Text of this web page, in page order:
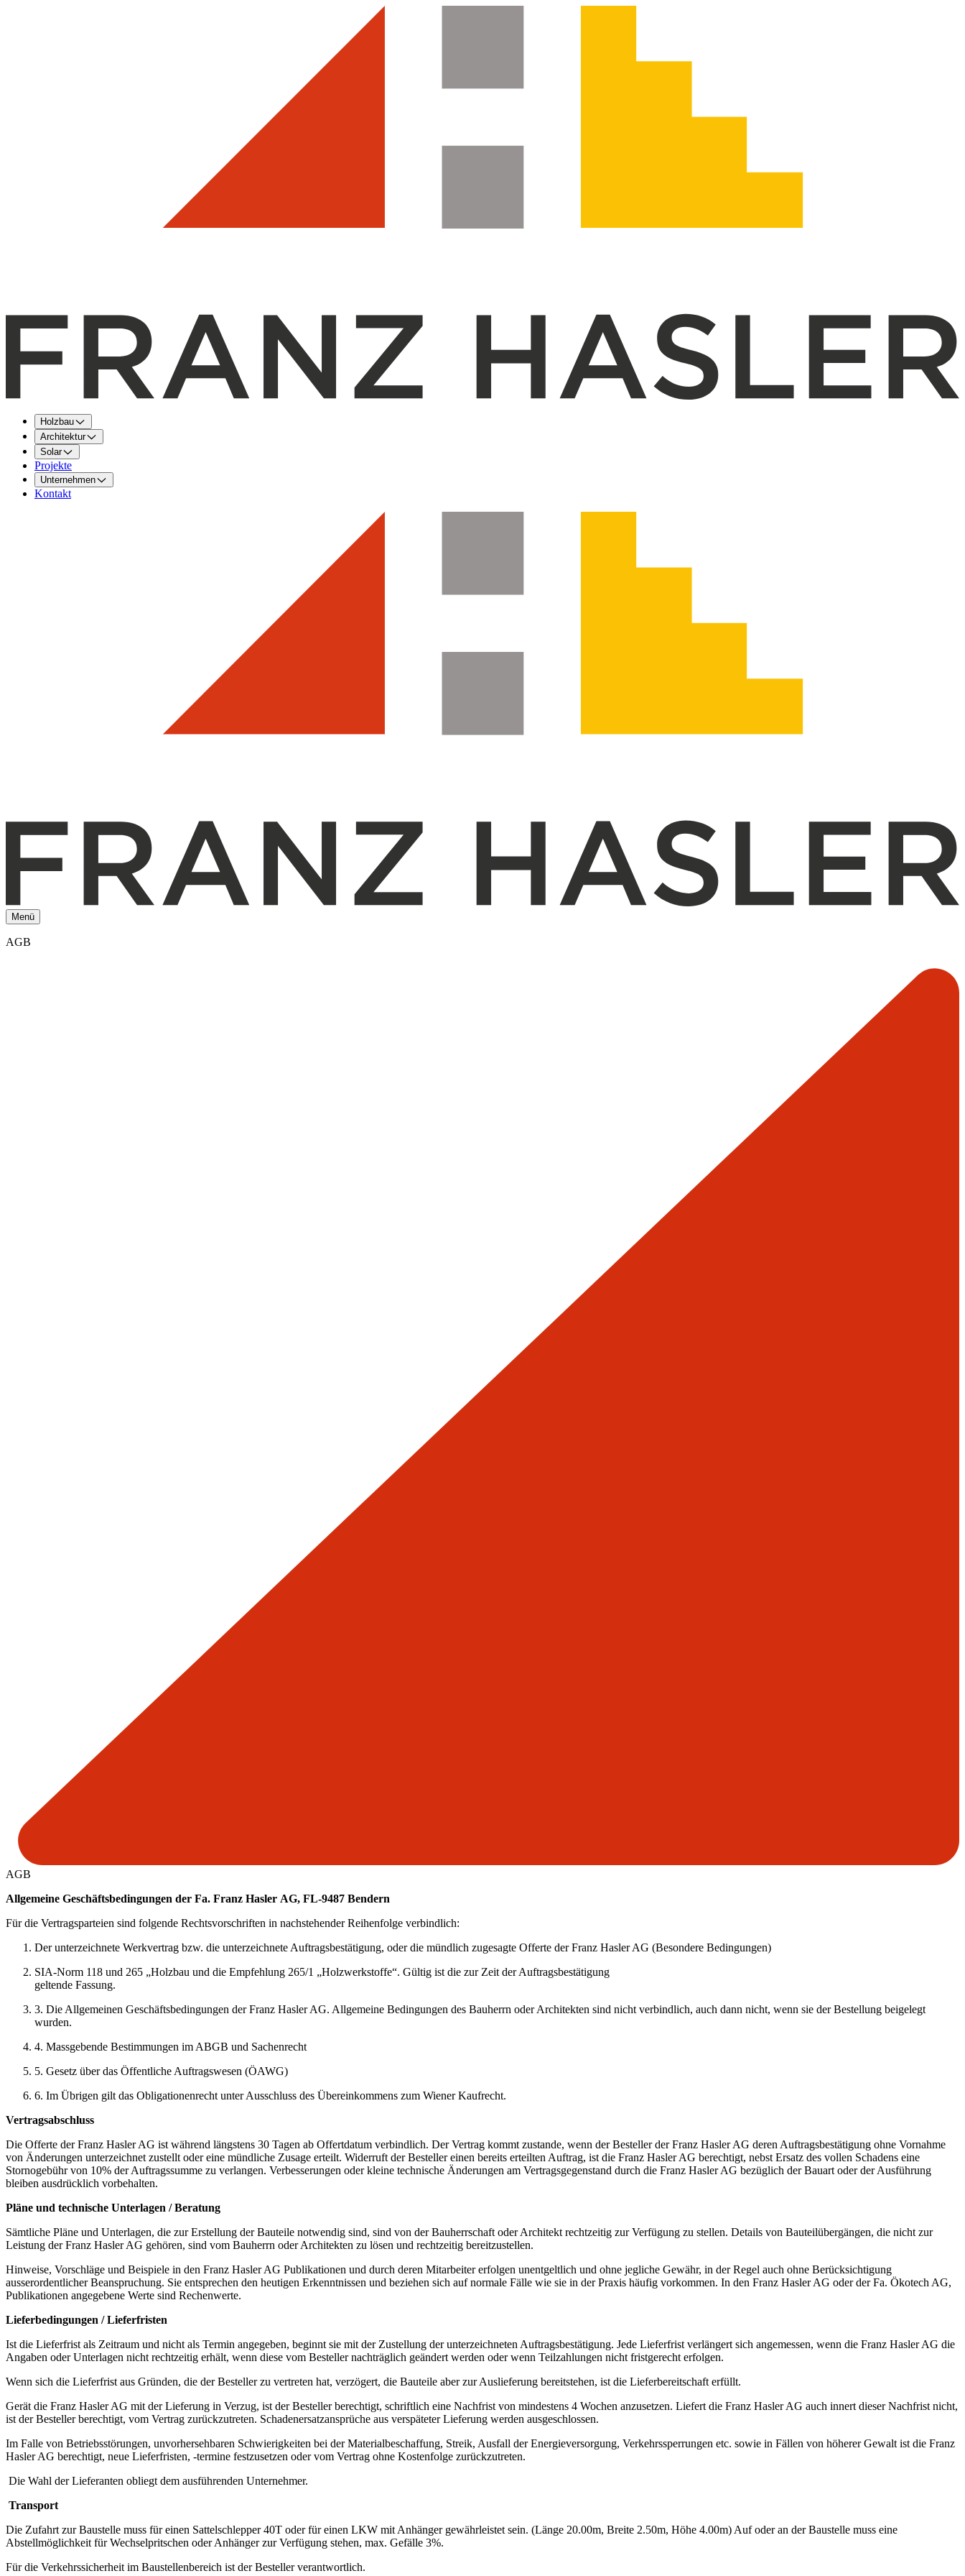
Holzbau
Architektur
Solar
Projekte
Unternehmen
Kontakt
Menü
AGB
AGB
Allgemeine Geschäftsbedingungen der Fa. Franz Hasler AG, FL-9487 Bendern
Für die Vertragsparteien sind folgende Rechtsvorschriften in nachstehender Reihenfolge verbindlich:
Der unterzeichnete Werkvertrag bzw. die unterzeichnete Auftragsbestätigung, oder die mündlich zugesagte Offerte der Franz Hasler AG (Besondere Bedingungen)
SIA-Norm 118 und 265 „Holzbau und die Empfehlung 265/1 „Holzwerkstoffe“. Gültig ist die zur Zeit der Auftragsbestätigung
geltende Fassung.
3. Die Allgemeinen Geschäftsbedingungen der Franz Hasler AG. Allgemeine Bedingungen des Bauherrn oder Architekten sind nicht verbindlich, auch dann nicht, wenn sie der Bestellung beigelegt
wurden.
4. Massgebende Bestimmungen im ABGB und Sachenrecht
5. Gesetz über das Öffentliche Auftragswesen (ÖAWG)
6. Im Übrigen gilt das Obligationenrecht unter Ausschluss des Übereinkommens zum Wiener Kaufrecht.
Vertragsabschluss
Die Offerte der Franz Hasler AG ist während längstens 30 Tagen ab Offertdatum verbindlich. Der Vertrag kommt zustande, wenn der Besteller der Franz Hasler AG deren Auftragsbestätigung ohne Vornahme
von Änderungen unterzeichnet zustellt oder eine mündliche Zusage erteilt. Widerruft der Besteller einen bereits erteilten Auftrag, ist die Franz Hasler AG berechtigt, nebst Ersatz des vollen Schadens eine
Stornogebühr von 10% der Auftragssumme zu verlangen. Verbesserungen oder kleine technische Änderungen am Vertragsgegenstand durch die Franz Hasler AG bezüglich der Bauart oder der Ausführung
bleiben ausdrücklich vorbehalten.
Pläne und technische Unterlagen / Beratung
Sämtliche Pläne und Unterlagen, die zur Erstellung der Bauteile notwendig sind, sind von der Bauherrschaft oder Architekt rechtzeitig zur Verfügung zu stellen. Details von Bauteilübergängen, die nicht zur
Leistung der Franz Hasler AG gehören, sind vom Bauherrn oder Architekten zu lösen und rechtzeitig bereitzustellen.
Hinweise, Vorschläge und Beispiele in den Franz Hasler AG Publikationen und durch deren Mitarbeiter erfolgen unentgeltlich und ohne jegliche Gewähr, in der Regel auch ohne Berücksichtigung
ausserordentlicher Beanspruchung. Sie entsprechen den heutigen Erkenntnissen und beziehen sich auf normale Fälle wie sie in der Praxis häufig vorkommen. In den Franz Hasler AG oder der Fa. Ökotech AG,
Publikationen angegebene Werte sind Rechenwerte.
Lieferbedingungen / Lieferfristen
Ist die Lieferfrist als Zeitraum und nicht als Termin angegeben, beginnt sie mit der Zustellung der unterzeichneten Auftragsbestätigung. Jede Lieferfrist verlängert sich angemessen, wenn die Franz Hasler AG die
Angaben oder Unterlagen nicht rechtzeitig erhält, wenn diese vom Besteller nachträglich geändert werden oder wenn Teilzahlungen nicht fristgerecht erfolgen.
Wenn sich die Lieferfrist aus Gründen, die der Besteller zu vertreten hat, verzögert, die Bauteile aber zur Auslieferung bereitstehen, ist die Lieferbereitschaft erfüllt.
Gerät die Franz Hasler AG mit der Lieferung in Verzug, ist der Besteller berechtigt, schriftlich eine Nachfrist von mindestens 4 Wochen anzusetzen. Liefert die Franz Hasler AG auch innert dieser Nachfrist nicht,
ist der Besteller berechtigt, vom Vertrag zurückzutreten. Schadenersatzansprüche aus verspäteter Lieferung werden ausgeschlossen.
Im Falle von Betriebsstörungen, unvorhersehbaren Schwierigkeiten bei der Materialbeschaffung, Streik, Ausfall der Energieversorgung, Verkehrssperrungen etc. sowie in Fällen von höherer Gewalt ist die Franz
Hasler AG berechtigt, neue Lieferfristen, -termine festzusetzen oder vom Vertrag ohne Kostenfolge zurückzutreten.
Die Wahl der Lieferanten obliegt dem ausführenden Unternehmer.
Transport
Die Zufahrt zur Baustelle muss für einen Sattelschlepper 40T oder für einen LKW mit Anhänger gewährleistet sein. (Länge 20.00m, Breite 2.50m, Höhe 4.00m) Auf oder an der Baustelle muss eine
Abstellmöglichkeit für Wechselpritschen oder Anhänger zur Verfügung stehen, max. Gefälle 3%.
Für die Verkehrssicherheit im Baustellenbereich ist der Besteller verantwortlich.